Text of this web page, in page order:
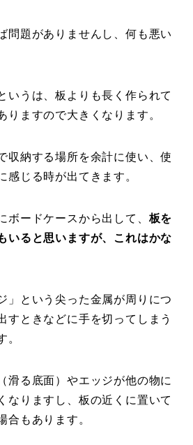
問題がありませんし、何も悪い
いうは、板よりも長く作られて
りますので大きくなります。
収納する場所を余計に使い、使
感じる時が出てきます。
ボードケースから出して、 板を
いると思いますが、これはかな
」という尖った金属が周りにつ
すときなどに手を切ってしまう
。
滑る底面）やエッジが他の物に
なりますし、板の近くに置いて
合もあります。